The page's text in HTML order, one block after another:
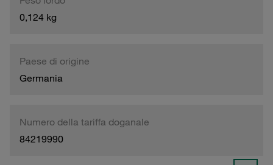
0,124 kg
Paese di origine
Germania
Numero della tariffa doganale
84219990